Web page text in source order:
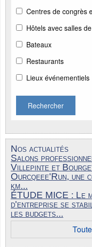
Centres de congrès
Hôtels avec salles
Bateaux
Restaurants
Lieux événementiels
Rechercher
Nos actualités
Salons
Villepinte et
Ourcqeee'Run, une
km...
ÉTUDE MICE : Le
d'entreprise se
les budgets...